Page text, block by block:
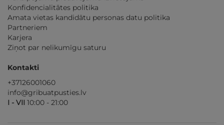
Konfidencialitātes politika
Amata vietas kandidātu personas datu politika
Partneriem
Karjera
Ziņot par nelikumīgu saturu
Kontakti
+37126001060
info@gribuatpusties.lv
I - VII 10:00 - 21:00